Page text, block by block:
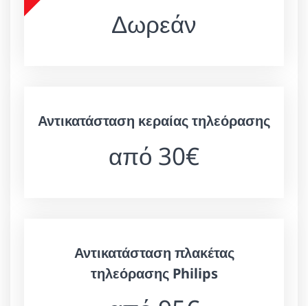
Δωρεάν
Αντικατάσταση κεραίας τηλεόρασης
από 30€
Αντικατάσταση πλακέτας
τηλεόρασης Philips